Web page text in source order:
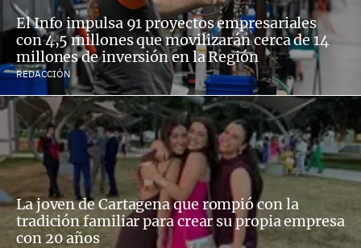
El Info impulsa 91 proyectos empresariales
con 4,5 millones que movilizarán cerca de 14
millones de inversión en la Región
REDACCIÓN
La joven de Cartagena que rompió con la
tradición familiar para crear su propia empresa
con 20 años